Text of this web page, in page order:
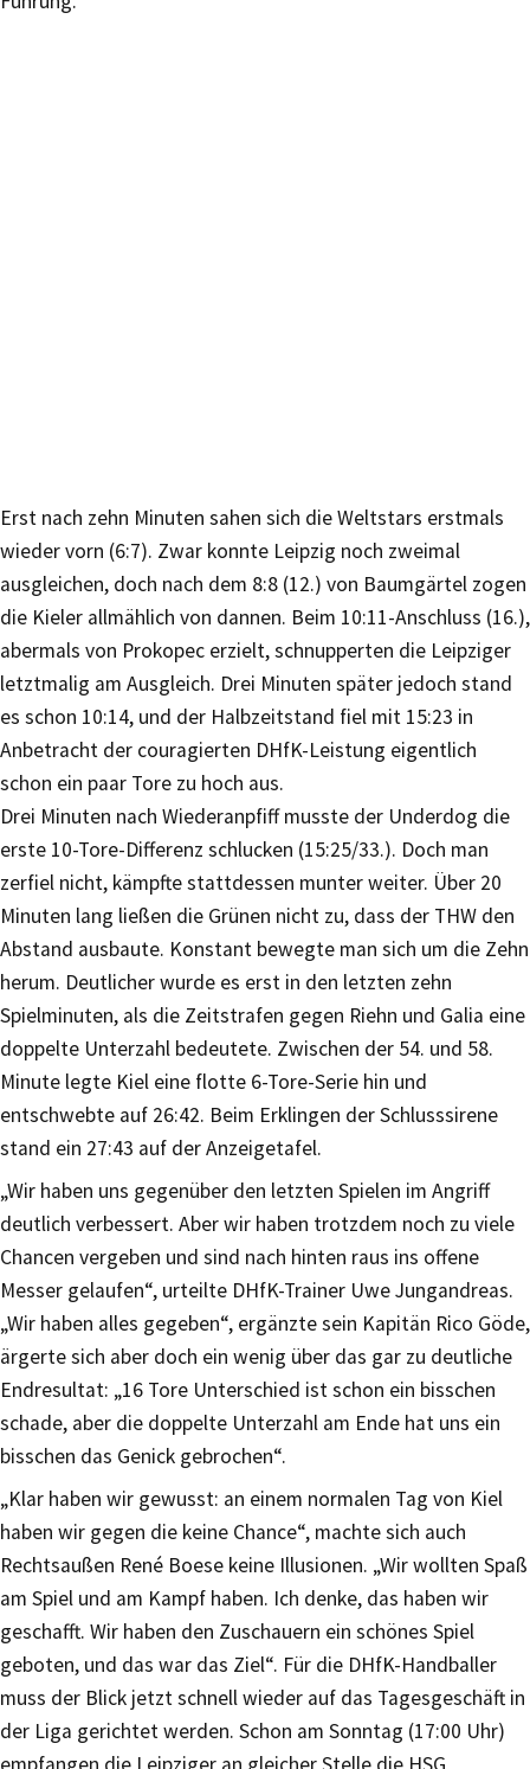
Erst nach zehn Minuten sahen sich die Weltstars erstmals
wieder vorn (6:7). Zwar konnte Leipzig noch zweimal
ausgleichen, doch nach dem 8:8 (12.) von Baumgärtel zogen
die Kieler allmählich von dannen. Beim 10:11-Anschluss (16.),
abermals von Prokopec erzielt, schnupperten die Leipziger
letztmalig am Ausgleich. Drei Minuten später jedoch stand
es schon 10:14, und der Halbzeitstand fiel mit 15:23 in
Anbetracht der couragierten DHfK-Leistung eigentlich
schon ein paar Tore zu hoch aus.
Drei Minuten nach Wiederanpfiff musste der Underdog die
erste 10-Tore-Differenz schlucken (15:25/33.). Doch man
zerfiel nicht, kämpfte stattdessen munter weiter. Über 20
Minuten lang ließen die Grünen nicht zu, dass der THW den
Abstand ausbaute. Konstant bewegte man sich um die Zehn
herum. Deutlicher wurde es erst in den letzten zehn
Spielminuten, als die Zeitstrafen gegen Riehn und Galia eine
doppelte Unterzahl bedeutete. Zwischen der 54. und 58.
Minute legte Kiel eine flotte 6-Tore-Serie hin und
entschwebte auf 26:42. Beim Erklingen der Schlusssirene
stand ein 27:43 auf der Anzeigetafel.
„Wir haben uns gegenüber den letzten Spielen im Angriff
deutlich verbessert. Aber wir haben trotzdem noch zu viele
Chancen vergeben und sind nach hinten raus ins offene
Messer gelaufen“, urteilte DHfK-Trainer Uwe Jungandreas.
„Wir haben alles gegeben“, ergänzte sein Kapitän Rico Göde,
ärgerte sich aber doch ein wenig über das gar zu deutliche
Endresultat: „16 Tore Unterschied ist schon ein bisschen
schade, aber die doppelte Unterzahl am Ende hat uns ein
bisschen das Genick gebrochen“.
„Klar haben wir gewusst: an einem normalen Tag von Kiel
haben wir gegen die keine Chance“, machte sich auch
Rechtsaußen René Boese keine Illusionen. „Wir wollten Spaß
am Spiel und am Kampf haben. Ich denke, das haben wir
geschafft. Wir haben den Zuschauern ein schönes Spiel
geboten, und das war das Ziel“. Für die DHfK-Handballer
muss der Blick jetzt schnell wieder auf das Tagesgeschäft in
der Liga gerichtet werden. Schon am Sonntag (17:00 Uhr)